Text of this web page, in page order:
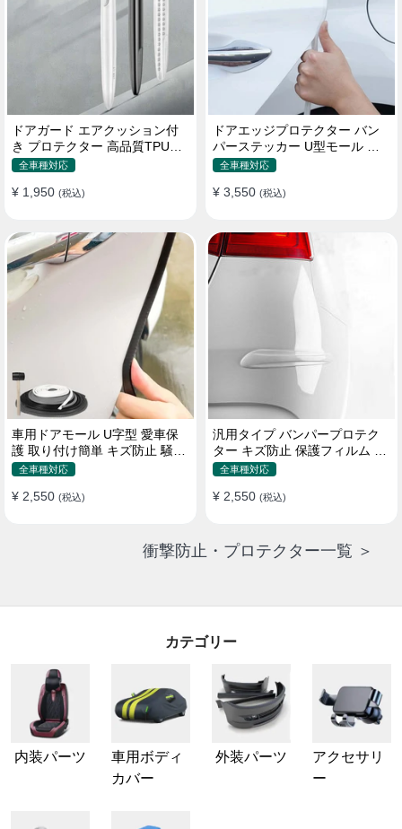
ドアガード エアクッション付
き プロテクター 高品質TPU製
キズ防止 取り付け簡単
全車種対応
¥ 1,950 (税込)
ドアエッジプロテクター バン
パーステッカー U型モール キ
ズ防止 取り付け簡単 騒音低減
全車種対応
¥ 3,550 (税込)
車用ドアモール U字型 愛車保
護 取り付け簡単 キズ防止 騒音
低減 5m バンパーストリップ
全車種対応
¥ 2,550 (税込)
汎用タイプ バンパープロテク
ター キズ防止 保護フィルム 取
り付け簡単 フィット感抜群
全車種対応
¥ 2,550 (税込)
衝撃防止・プロテクター一覧 ＞
カテゴリー
内装パーツ
車用ボディ
カバー
外装パーツ
アクセサリ
ー